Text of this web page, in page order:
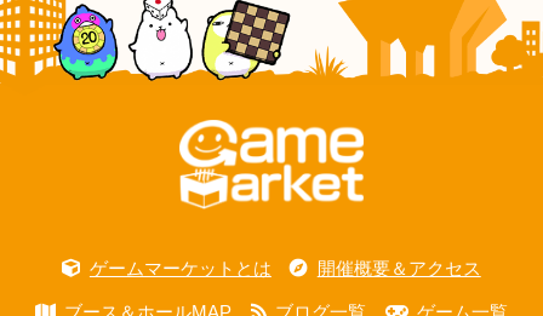
ゲームマーケットとは 開催概要＆アクセス
ブース＆ホールMAP ブログ一覧 ゲーム一覧